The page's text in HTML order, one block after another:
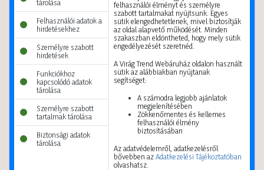
Selyemvirág csokor őszi 39cm sárga
5999124547049
A vásárláshoz
regisztráció
szükséges.
Selyemvirág dália 95cm 3fej több szín
5999124559400
A vásárláshoz
Kis karton
1 db
tárolása
Felhasználói adatok a
hirdetésekhez
Személyre szabott
hirdetések
Funkciókhoz
kapcsolódó adatok
tárolása
Személyre szabott
tartalmak tárolása
Biztonsági adatok
tárolása
felhasználói élményt és személyre
szabott tartalmakat nyújtsunk. Egyes
sütik elengedhetetlenek, mivel biztosítják
az oldal alapvető működését. Minden
szakaszban eldöntheted, hogy mely sütik
engedélyezését szeretnéd.
A Virág Trend Webáruház oldalon használt
sütik az alábbiakban nyújtanak
segítséget:
A számodra legjobb ajánlatok
megjelenítésében
Zökkenőmentes és kellemes
felhasználói élmény
biztosításában
Az adatvédelemről, adatkezelésről
bővebben azAdatkezelési Tájékoztatóban
olvashatsz.